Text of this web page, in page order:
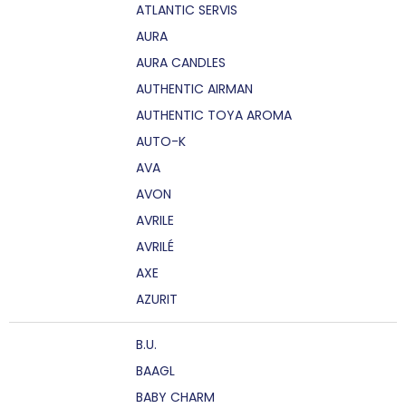
ATLANTIC SERVIS
AURA
AURA CANDLES
AUTHENTIC AIRMAN
AUTHENTIC TOYA AROMA
AUTO-K
AVA
AVON
AVRILE
AVRILÉ
AXE
AZURIT
B.U.
BAAGL
BABY CHARM